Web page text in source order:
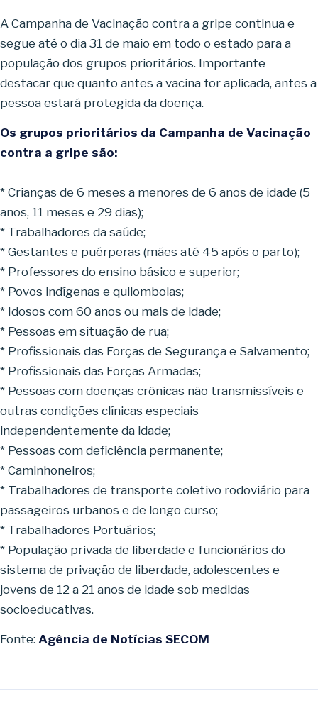
A Campanha de Vacinação contra a gripe continua e
segue até o dia 31 de maio em todo o estado para a
população dos grupos prioritários. Importante
destacar que quanto antes a vacina for aplicada, antes a
pessoa estará protegida da doença.
Os grupos prioritários da Campanha de Vacinação
contra a gripe são:
* Crianças de 6 meses a menores de 6 anos de idade (5
anos, 11 meses e 29 dias);
* Trabalhadores da saúde;
* Gestantes e puérperas (mães até 45 após o parto);
* Professores do ensino básico e superior;
* Povos indígenas e quilombolas;
* Idosos com 60 anos ou mais de idade;
* Pessoas em situação de rua;
* Profissionais das Forças de Segurança e Salvamento;
* Profissionais das Forças Armadas;
* Pessoas com doenças crônicas não transmissíveis e
outras condições clínicas especiais
independentemente da idade;
* Pessoas com deficiência permanente;
* Caminhoneiros;
* Trabalhadores de transporte coletivo rodoviário para
passageiros urbanos e de longo curso;
* Trabalhadores Portuários;
* População privada de liberdade e funcionários do
sistema de privação de liberdade, adolescentes e
jovens de 12 a 21 anos de idade sob medidas
socioeducativas.
Fonte: Agência de Notícias SECOM